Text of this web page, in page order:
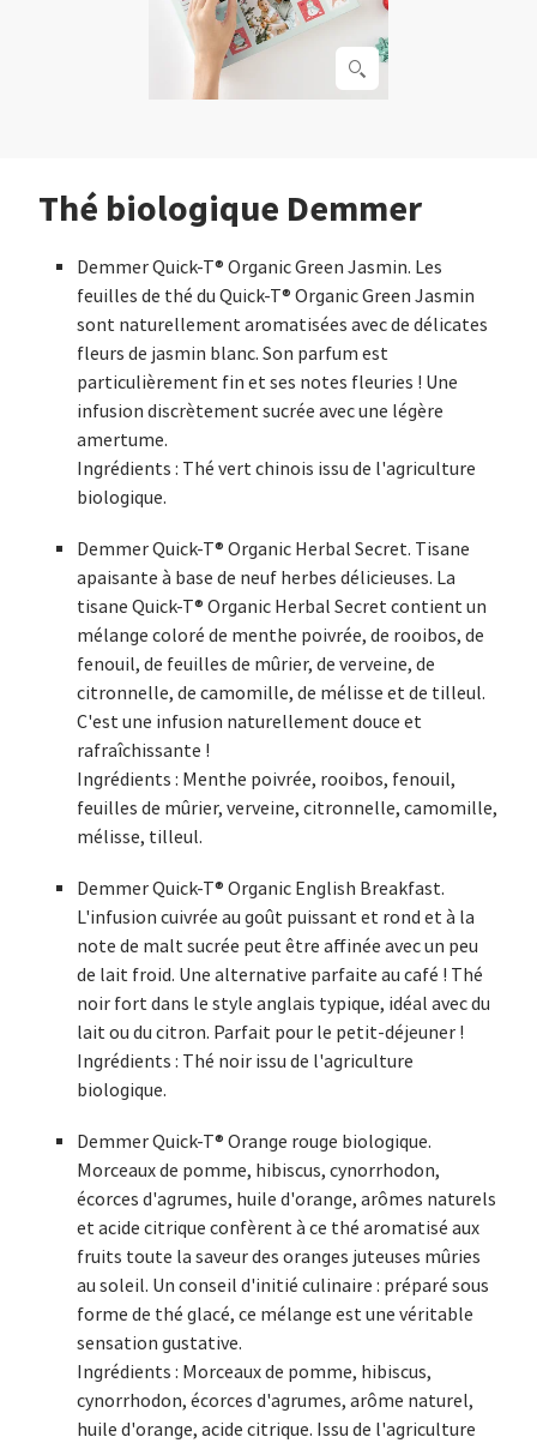
Thé biologique Demmer
Demmer Quick-T® Organic Green Jasmin. Les
feuilles de thé du Quick-T® Organic Green Jasmin
sont naturellement aromatisées avec de délicates
fleurs de jasmin blanc. Son parfum est
particulièrement fin et ses notes fleuries ! Une
infusion discrètement sucrée avec une légère
amertume.
Ingrédients : Thé vert chinois issu de l'agriculture
biologique.
Demmer Quick-T® Organic Herbal Secret. Tisane
apaisante à base de neuf herbes délicieuses. La
tisane Quick-T® Organic Herbal Secret contient un
mélange coloré de menthe poivrée, de rooibos, de
fenouil, de feuilles de mûrier, de verveine, de
citronnelle, de camomille, de mélisse et de tilleul.
C'est une infusion naturellement douce et
rafraîchissante !
Ingrédients : Menthe poivrée, rooibos, fenouil,
feuilles de mûrier, verveine, citronnelle, camomille,
mélisse, tilleul.
Demmer Quick-T® Organic English Breakfast.
L'infusion cuivrée au goût puissant et rond et à la
note de malt sucrée peut être affinée avec un peu
de lait froid. Une alternative parfaite au café ! Thé
noir fort dans le style anglais typique, idéal avec du
lait ou du citron. Parfait pour le petit-déjeuner !
Ingrédients : Thé noir issu de l'agriculture
biologique.
Demmer Quick-T® Orange rouge biologique.
Morceaux de pomme, hibiscus, cynorrhodon,
écorces d'agrumes, huile d'orange, arômes naturels
et acide citrique confèrent à ce thé aromatisé aux
fruits toute la saveur des oranges juteuses mûries
au soleil. Un conseil d'initié culinaire : préparé sous
forme de thé glacé, ce mélange est une véritable
sensation gustative.
Ingrédients : Morceaux de pomme, hibiscus,
cynorrhodon, écorces d'agrumes, arôme naturel,
huile d'orange, acide citrique. Issu de l'agriculture